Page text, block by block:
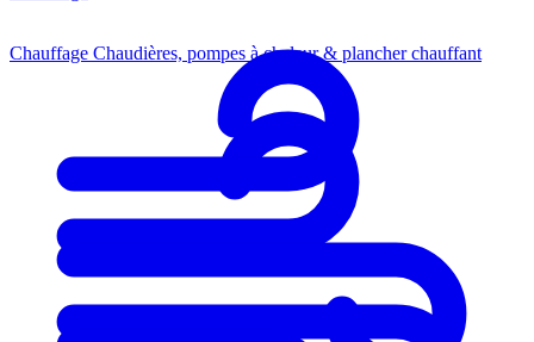
Chauffage Chaudières, pompes à chaleur & plancher chauffant